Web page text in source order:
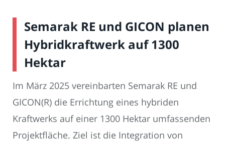
Semarak RE und GICON planen
Hybridkraftwerk auf 1300
Hektar
Im März 2025 vereinbarten Semarak RE und
GICON(R) die Errichtung eines hybriden
Kraftwerks auf einer 1300 Hektar umfassenden
Projektfläche. Ziel ist die Integration von